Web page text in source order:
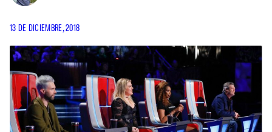
13 DE DICIEMBRE, 2018